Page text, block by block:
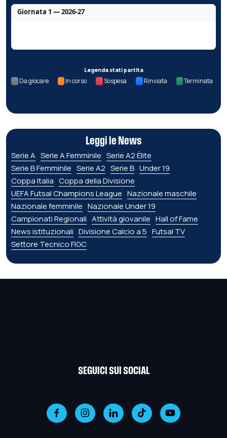
Giornata 1 — 2026-27
Legenda stati partita
Da giocare In corso Sospesa Rinviata Terminata
Leggi le News
Serie A Serie A Femminile Serie A2 Élite
Serie B Femminile Serie A2 Serie B Under 19
Coppa Italia Coppa della Divisione
UEFA Futsal Champions League Nazionale maschile
Nazionale femminile Nazionale Under 19
Campionati Regionali Attività giovanile Hall of Fame
News istituzionali Divisione Calcio a 5 Futsal TV
Settore Tecnico FIGC
SEGUICI SUI SOCIAL